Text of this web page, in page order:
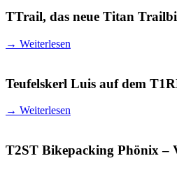
TTrail, das neue Titan
→ Weiterlesen
Teufelskerl Luis auf dem
→ Weiterlesen
T2ST Bikepacking Phönix –